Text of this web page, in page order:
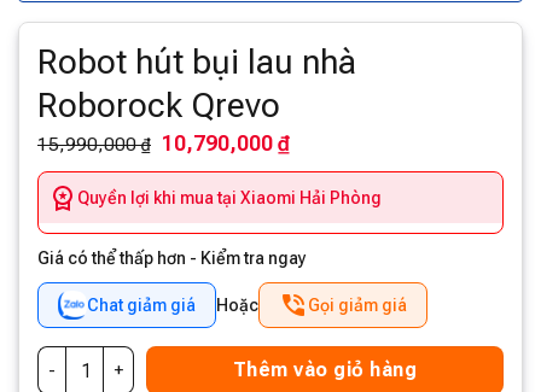
Robot hút bụi lau nhà
Roborock Qrevo
15,990,000 ₫ 10,790,000 ₫
Quyền lợi khi mua tại Xiaomi Hải Phòng
Giá có thể thấp hơn - Kiểm tra ngay
Chat giảm giá Hoặc Gọi giảm giá
Thêm vào giỏ hàng